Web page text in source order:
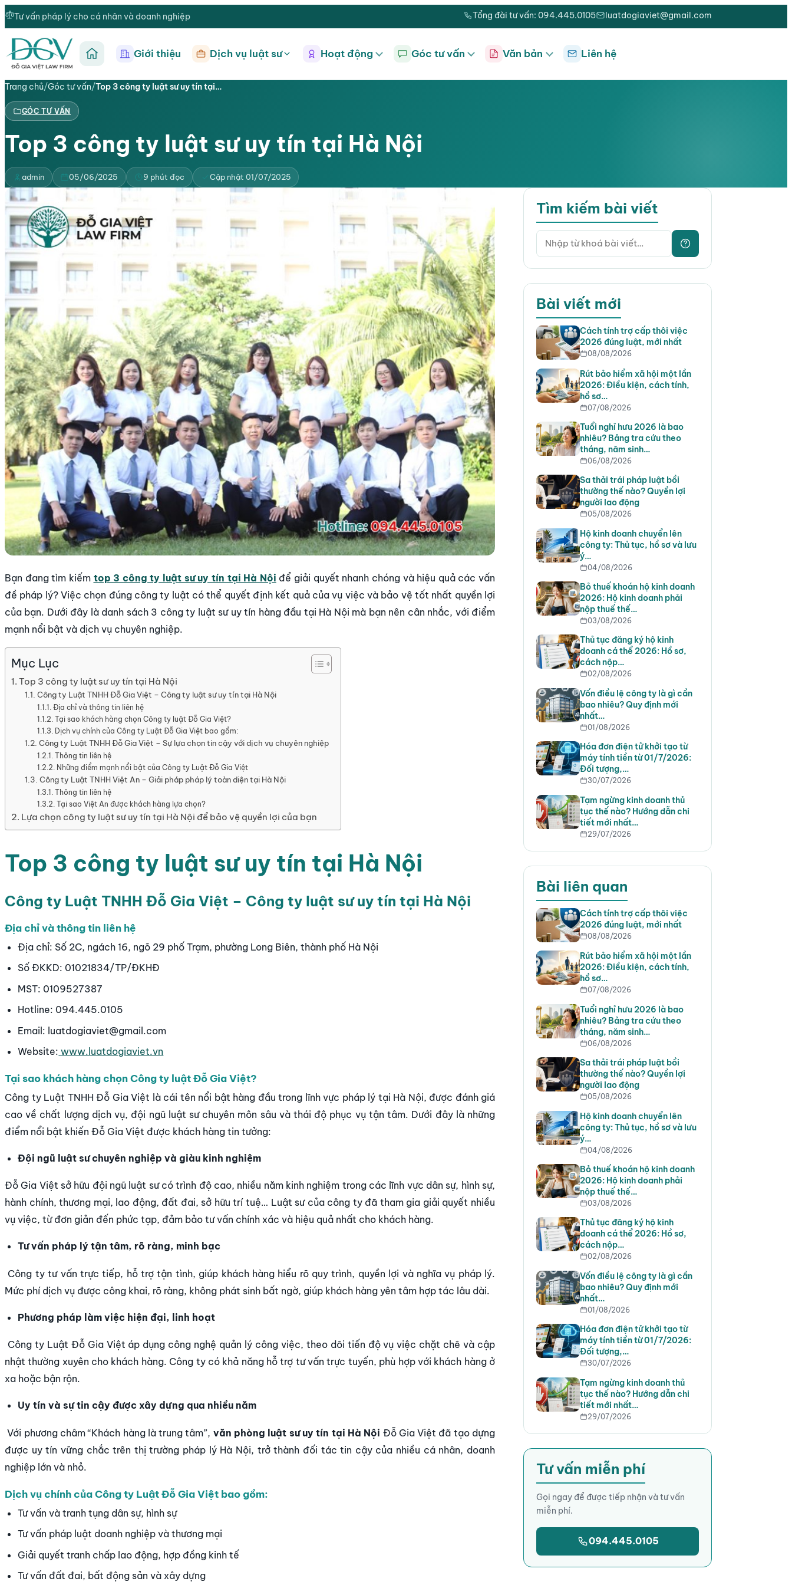
Tư vấn pháp lý cho cá nhân và doanh nghiệp Tổng đài tư vấn: 094.445.0105 luatdogiaviet@gmail.com
Trang chủ
Giới thiệu Dịch vụ luật sư Hoạt động Góc tư vấn Văn bản Liên hệ
Trang chủ/Góc tư vấn/Top 3 công ty luật sư uy tín tại…
GÓC TƯ VẤN
Top 3 công ty luật sư uy tín tại Hà Nội
admin 05/06/2025 9 phút đọc Cập nhật 01/07/2025
Bạn đang tìm kiếm top 3 công ty luật sư uy tín tại Hà Nội để giải quyết nhanh chóng và hiệu quả các vấn
đề pháp lý? Việc chọn đúng công ty luật có thể quyết định kết quả của vụ việc và bảo vệ tốt nhất quyền lợi
của bạn. Dưới đây là danh sách 3 công ty luật sư uy tín hàng đầu tại Hà Nội mà bạn nên cân nhắc, với điểm
mạnh nổi bật và dịch vụ chuyên nghiệp.
Mục Lục
Top 3 công ty luật sư uy tín tại Hà Nội
Công ty Luật TNHH Đỗ Gia Việt – Công ty luật sư uy tín tại Hà Nội
Địa chỉ và thông tin liên hệ
Tại sao khách hàng chọn Công ty luật Đỗ Gia Việt?
Dịch vụ chính của Công ty Luật Đỗ Gia Việt bao gồm:
Công ty Luật TNHH Đỗ Gia Việt – Sự lựa chọn tin cậy với dịch vụ chuyên nghiệp
Thông tin liên hệ
Những điểm mạnh nổi bật của Công ty Luật Đỗ Gia Việt
Công ty Luật TNHH Việt An – Giải pháp pháp lý toàn diện tại Hà Nội
Thông tin liên hệ
Tại sao Việt An được khách hàng lựa chọn?
Lựa chọn công ty luật sư uy tín tại Hà Nội để bảo vệ quyền lợi của bạn
Top 3 công ty luật sư uy tín tại Hà Nội
Công ty Luật TNHH Đỗ Gia Việt – Công ty luật sư uy tín tại Hà Nội
Địa chỉ và thông tin liên hệ
Địa chỉ: Số 2C, ngách 16, ngõ 29 phố Trạm, phường Long Biên, thành phố Hà Nội
Số ĐKKD: 01021834/TP/ĐKHĐ
MST: 0109527387
Hotline: 094.445.0105
Email: luatdogiaviet@gmail.com
Website: www.luatdogiaviet.vn
Tại sao khách hàng chọn Công ty luật Đỗ Gia Việt?
Công ty Luật TNHH Đỗ Gia Việt là cái tên nổi bật hàng đầu trong lĩnh vực pháp lý tại Hà Nội, được đánh giá
cao về chất lượng dịch vụ, đội ngũ luật sư chuyên môn sâu và thái độ phục vụ tận tâm. Dưới đây là những
điểm nổi bật khiến Đỗ Gia Việt được khách hàng tin tưởng:
Đội ngũ luật sư chuyên nghiệp và giàu kinh nghiệm
Đỗ Gia Việt sở hữu đội ngũ luật sư có trình độ cao, nhiều năm kinh nghiệm trong các lĩnh vực dân sự, hình sự,
hành chính, thương mại, lao động, đất đai, sở hữu trí tuệ… Luật sư của công ty đã tham gia giải quyết nhiều
vụ việc, từ đơn giản đến phức tạp, đảm bảo tư vấn chính xác và hiệu quả nhất cho khách hàng.
Tư vấn pháp lý tận tâm, rõ ràng, minh bạc
Công ty tư vấn trực tiếp, hỗ trợ tận tình, giúp khách hàng hiểu rõ quy trình, quyền lợi và nghĩa vụ pháp lý.
Mức phí dịch vụ được công khai, rõ ràng, không phát sinh bất ngờ, giúp khách hàng yên tâm hợp tác lâu dài.
Phương pháp làm việc hiện đại, linh hoạt
Công ty Luật Đỗ Gia Việt áp dụng công nghệ quản lý công việc, theo dõi tiến độ vụ việc chặt chẽ và cập
nhật thường xuyên cho khách hàng. Công ty có khả năng hỗ trợ tư vấn trực tuyến, phù hợp với khách hàng ở
xa hoặc bận rộn.
Uy tín và sự tin cậy được xây dựng qua nhiều năm
Với phương châm “Khách hàng là trung tâm”, văn phòng luật sư uy tín tại Hà Nội Đỗ Gia Việt đã tạo dựng
được uy tín vững chắc trên thị trường pháp lý Hà Nội, trở thành đối tác tin cậy của nhiều cá nhân, doanh
nghiệp lớn và nhỏ.
Dịch vụ chính củaCông ty LuậtĐỗ Gia Việt bao gồm:
Tư vấn và tranh tụng dân sự, hình sự
Tư vấn pháp luật doanh nghiệp và thương mại
Giải quyết tranh chấp lao động, hợp đồng kinh tế
Tư vấn đất đai, bất động sản và xây dựng
Tìm kiếm bài viết
Bài viết mới
Cách tính trợ cấp thôi việc
2026 đúng luật, mới nhất
08/08/2026
Rút bảo hiểm xã hội một lần
2026: Điều kiện, cách tính,
hồ sơ…
07/08/2026
Tuổi nghỉ hưu 2026 là bao
nhiêu? Bảng tra cứu theo
tháng, năm sinh…
06/08/2026
Sa thải trái pháp luật bồi
thường thế nào? Quyền lợi
người lao động
05/08/2026
Hộ kinh doanh chuyển lên
công ty: Thủ tục, hồ sơ và lưu
ý…
04/08/2026
Bỏ thuế khoán hộ kinh doanh
2026: Hộ kinh doanh phải
nộp thuế thế…
03/08/2026
Thủ tục đăng ký hộ kinh
doanh cá thể 2026: Hồ sơ,
cách nộp…
02/08/2026
Vốn điều lệ công ty là gì cần
bao nhiêu? Quy định mới
nhất…
01/08/2026
Hóa đơn điện tử khởi tạo từ
máy tính tiền từ 01/7/2026:
Đối tượng,…
30/07/2026
Tạm ngừng kinh doanh thủ
tục thế nào? Hướng dẫn chi
tiết mới nhất…
29/07/2026
Bài liên quan
Cách tính trợ cấp thôi việc
2026 đúng luật, mới nhất
08/08/2026
Rút bảo hiểm xã hội một lần
2026: Điều kiện, cách tính,
hồ sơ…
07/08/2026
Tuổi nghỉ hưu 2026 là bao
nhiêu? Bảng tra cứu theo
tháng, năm sinh…
06/08/2026
Sa thải trái pháp luật bồi
thường thế nào? Quyền lợi
người lao động
05/08/2026
Hộ kinh doanh chuyển lên
công ty: Thủ tục, hồ sơ và lưu
ý…
04/08/2026
Bỏ thuế khoán hộ kinh doanh
2026: Hộ kinh doanh phải
nộp thuế thế…
03/08/2026
Thủ tục đăng ký hộ kinh
doanh cá thể 2026: Hồ sơ,
cách nộp…
02/08/2026
Vốn điều lệ công ty là gì cần
bao nhiêu? Quy định mới
nhất…
01/08/2026
Hóa đơn điện tử khởi tạo từ
máy tính tiền từ 01/7/2026:
Đối tượng,…
30/07/2026
Tạm ngừng kinh doanh thủ
tục thế nào? Hướng dẫn chi
tiết mới nhất…
29/07/2026
Tư vấn miễn phí
Gọi ngay để được tiếp nhận và tư vấn
miễn phí.
094.445.0105